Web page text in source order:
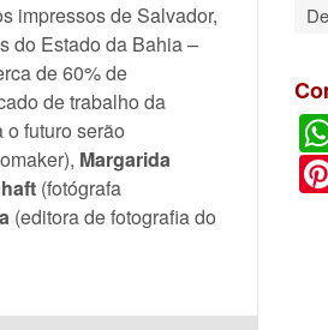
impressos de Salvador,
do Estado da Bahia –
de 60% de
de trabalho da
futuro serão
Margarida
(fotógrafa
(editora de fotografia do